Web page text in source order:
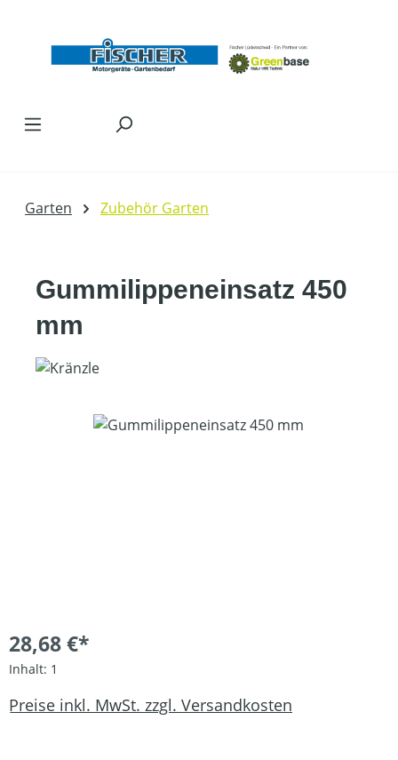
Garten Zubehör Garten
Gummilippeneinsatz 450
mm
Bildergalerie überspringen
28,68 €*
Inhalt: 1
Preise inkl. MwSt. zzgl. Versandkosten